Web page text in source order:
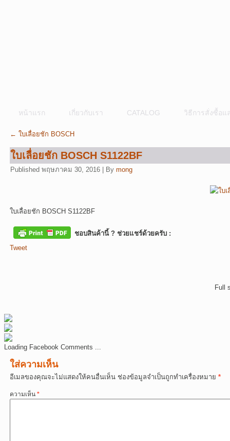
หน้าแรก เกี่ยวกับเรา CATALOG วิธีการสั่งซื้อแ
← ใบเลื่อยชัก BOSCH
ใบเลื่อยชัก BOSCH S1122BF
Published พฤษภาคม 30, 2016 By mong
ใบเลื่อยชัก BOSCH S1122BF
ชอบสินค้านี้ ? ช่วยแชร์ด้วยครับ :
Tweet
Full
Loading Facebook Comments ...
ใส่ความเห็น
อีเมลของคุณจะไม่แสดงให้คนอื่นเห็น ช่องข้อมูลจำเป็นถูกทำเครื่องหมาย *
ความเห็น *